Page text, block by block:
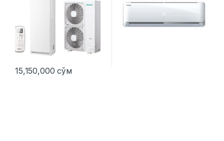
15,150,000сўм